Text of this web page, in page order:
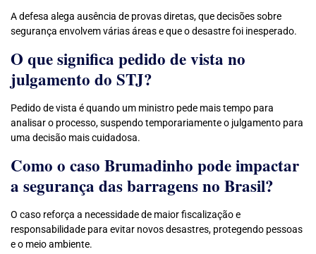
A defesa alega ausência de provas diretas, que decisões sobre
segurança envolvem várias áreas e que o desastre foi inesperado.
O que significa pedido de vista no
julgamento do STJ?
Pedido de vista é quando um ministro pede mais tempo para
analisar o processo, suspendo temporariamente o julgamento para
uma decisão mais cuidadosa.
Como o caso Brumadinho pode impactar
a segurança das barragens no Brasil?
O caso reforça a necessidade de maior fiscalização e
responsabilidade para evitar novos desastres, protegendo pessoas
e o meio ambiente.